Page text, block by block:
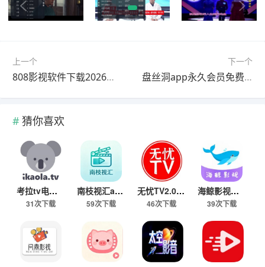
上一个
808影视软件下载2026最新版
下一个
盘丝洞app永久会员免费版
猜你喜欢
考拉tv电视版下载2026最新版
31次下载
南枝视汇app下载安卓最新版
59次下载
无忧TV2.0下载安装最新版本
46次下载
海鲸影视免费追剧电视剧大全下载
39次下载